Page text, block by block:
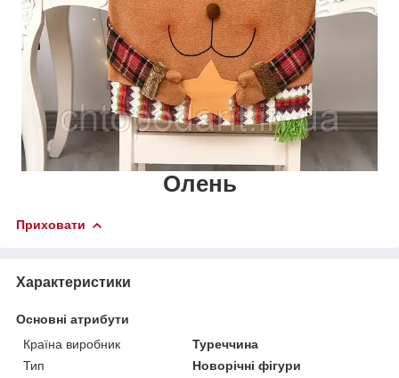
Олень
Приховати
Характеристики
Основні атрибути
Країна виробник
Туреччина
Тип
Новорічні фігури